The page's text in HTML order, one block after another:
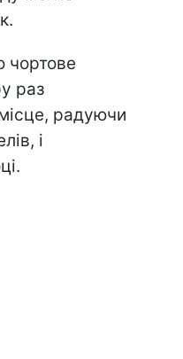
чортове
раз
радуючи
і